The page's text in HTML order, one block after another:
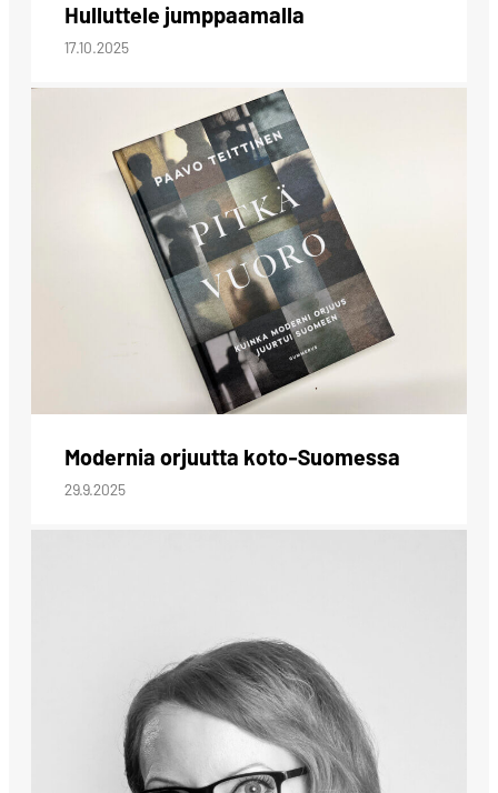
Hulluttele jumppaamalla
17.10.2025
Modernia orjuutta koto-Suomessa
29.9.2025